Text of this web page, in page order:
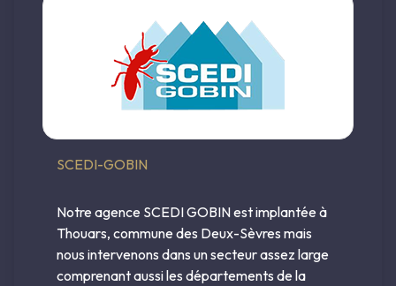
SCEDI-GOBIN
Notre agence SCEDI GOBIN est implantée à
Thouars, commune des Deux-Sèvres mais
nous intervenons dans un secteur assez large
comprenant aussi les départements de la